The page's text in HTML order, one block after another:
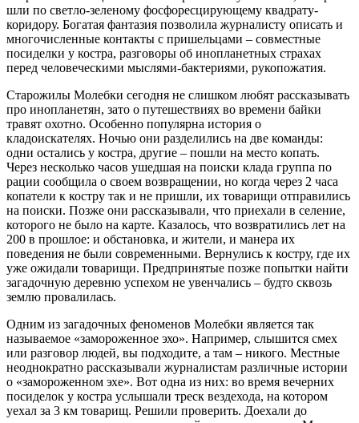
шли по светло-зеленому фосфоресцирующему квадрату-
коридору. Богатая фантазия позволила журналисту описать и
многочисленные контакты с пришельцами – совместные
посиделки у костра, разговоры об инопланетных страхах
перед человеческими мыслями-бактериями, рукопожатия.
Старожилы Молебки сегодня не слишком любят рассказывать
про инопланетян, зато о путешествиях во времени байки
травят охотно. Особенно популярна история о
кладоискателях. Ночью они разделились на две команды:
одни остались у костра, другие – пошли на место копать.
Через несколько часов ушедшая на поиски клада группа по
рации сообщила о своем возвращении, но когда через 2 часа
копатели к костру так и не пришли, их товарищи отправились
на поиски. Позже они рассказывали, что приехали в селение,
которого не было на карте. Казалось, что возвратились лет на
200 в прошлое: и обстановка, и жители, и манера их
поведения не были современными. Вернулись к костру, где их
уже ожидали товарищи. Предпринятые позже попытки найти
загадочную деревню успехом не увенчались – будто сквозь
землю провалилась.
Одним из загадочных феноменов Молебки является так
называемое «замороженное эхо». Например, слышится смех
или разговор людей, вы подходите, а там – никого. Местные
неоднократно рассказывали журналистам различные истории
о «замороженном эхе». Вот одна из них: во время вечерних
посиделок у костра услышали треск вездехода, на котором
уехал за 3 км товарищ. Решили проверить. Доехали до